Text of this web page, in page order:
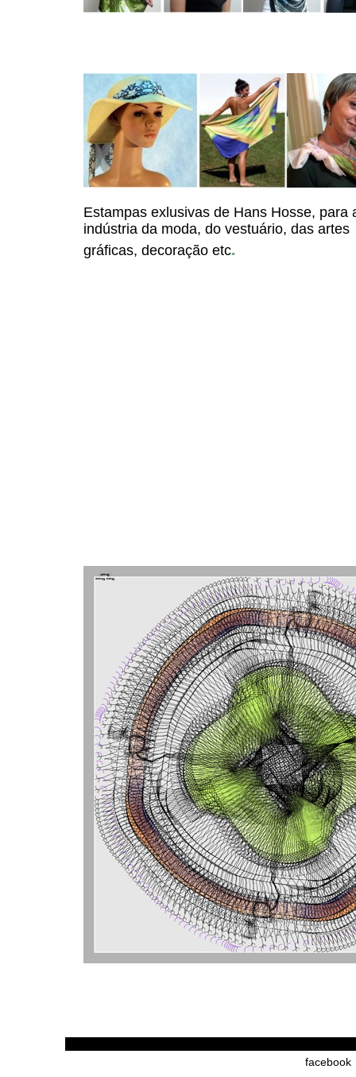
Estampas exlusivas de Hans Hosse, para
indústria da moda, do vestuário, das artes
gráficas, decoração etc.
facebook